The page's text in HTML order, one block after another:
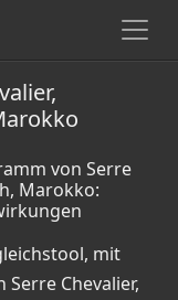
von Serre
Marokko:
mit
Chevalier,